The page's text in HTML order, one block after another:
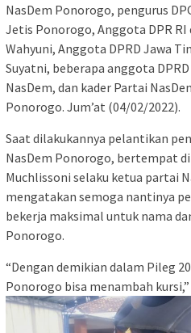
NasDem Ponorogo, pengurus
Jetis Ponorogo, Anggota DPR RI
Wahyuni, Anggota DPRD Jawa
Suyatni, beberapa anggota
NasDem, dan kader Partai
Ponorogo. Jum’at (04/02/2022).
Saat dilakukannya pelantikan
NasDem Ponorogo, bertempat
Muchlissoni selaku ketua partai
mengatakan semoga nantinya
bekerja maksimal untuk nama
Ponorogo.
“Dengan demikian dalam Pileg
Ponorogo bisa menambah kursi,”